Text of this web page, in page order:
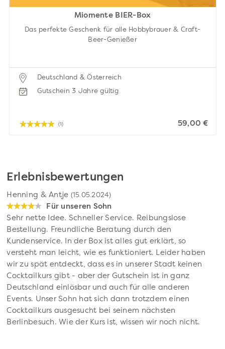
Miomente BIER-Box
Das perfekte Geschenk für alle Hobbybrauer & Craft-
Beer-Genießer
Deutschland & Österreich
Gutschein 3 Jahre gültig
(1) 59,00 €
Erlebnisbewertungen
Henning & Antje (15.05.2024)
Für unseren Sohn
Sehr nette Idee. Schneller Service. Reibungslose
Bestellung. Freundliche Beratung durch den
Kundenservice. In der Box ist alles gut erklärt, so
versteht man leicht, wie es funktioniert. Leider haben
wir zu spät entdeckt, dass es in unserer Stadt keinen
Cocktailkurs gibt - aber der Gutschein ist in ganz
Deutschland einlösbar und auch für alle anderen
Events. Unser Sohn hat sich dann trotzdem einen
Cocktailkurs ausgesucht bei seinem nächsten
Berlinbesuch. Wie der Kurs ist, wissen wir noch nicht.